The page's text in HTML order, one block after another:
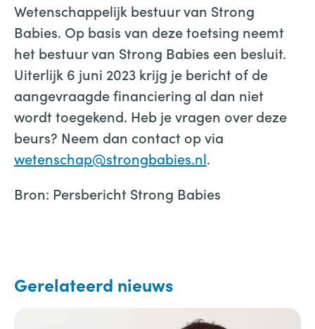
Wetenschappelijk bestuur van Strong
Babies. Op basis van deze toetsing neemt
het bestuur van Strong Babies een besluit.
Uiterlijk 6 juni 2023 krijg je bericht of de
aangevraagde financiering al dan niet
wordt toegekend. Heb je vragen over deze
beurs? Neem dan contact op via
wetenschap@strongbabies.nl.
Bron: Persbericht Strong Babies
Gerelateerd nieuws